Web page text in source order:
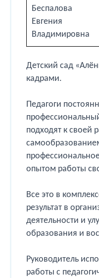
Беспалова
Евгения
Владимировна
Детский сад
кадрами.
Педагоги
подходят к своей
опытом работы
Все это в
результат в
деятельности и
образования и
Руководитель
работы с